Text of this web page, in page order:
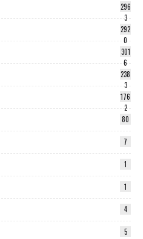
296
3
292
0
301
6
238
3
176
2
80
7
1
1
4
5